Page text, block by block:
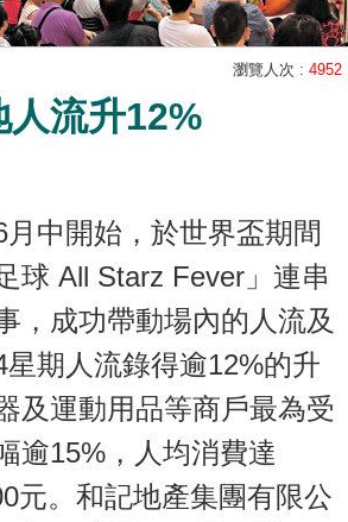
瀏覽人次 : 4952
流升12%
中開始，於世界盃期間
球 All Starz Fever」連串
，成功帶動場內的人流及
期人流錄得逾12%的升
及運動用品等商戶最為受
逾15%，人均消費達
元。和記地產集團有限公